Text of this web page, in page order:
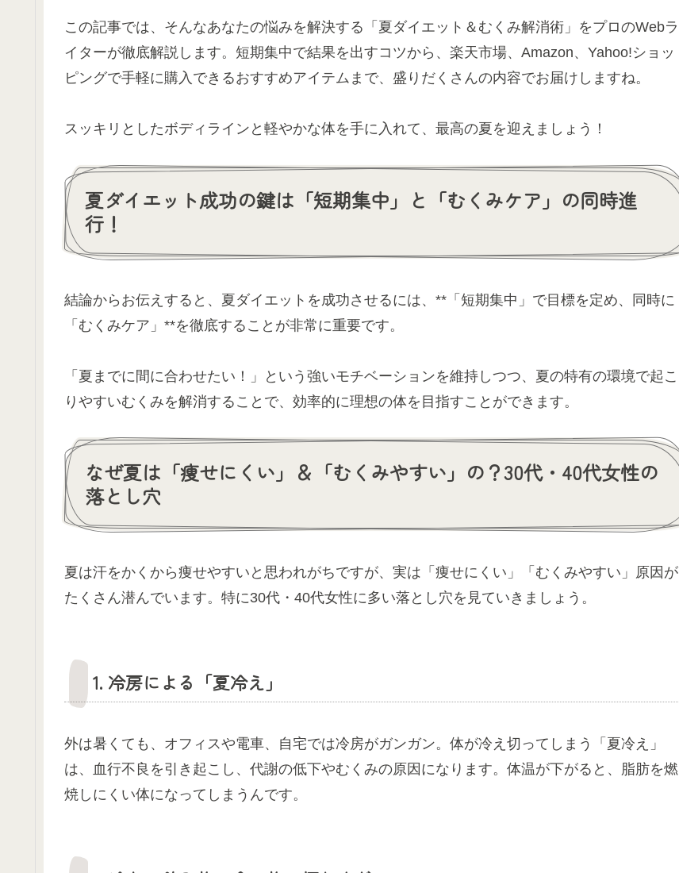
この記事では、そんなあなたの悩みを解決する「夏ダイエット＆むくみ解消術」をプロのWebラ
イターが徹底解説します。短期集中で結果を出すコツから、楽天市場、Amazon、Yahoo!ショッ
ピングで手軽に購入できるおすすめアイテムまで、盛りだくさんの内容でお届けしますね。
スッキリとしたボディラインと軽やかな体を手に入れて、最高の夏を迎えましょう！
夏ダイエット成功の鍵は「短期集中」と「むくみケア」の同時進
行！
結論からお伝えすると、夏ダイエットを成功させるには、**「短期集中」で目標を定め、同時に
「むくみケア」**を徹底することが非常に重要です。
「夏までに間に合わせたい！」という強いモチベーションを維持しつつ、夏の特有の環境で起こ
りやすいむくみを解消することで、効率的に理想の体を目指すことができます。
なぜ夏は「痩せにくい」＆「むくみやすい」の？30代・40代女性の
落とし穴
夏は汗をかくから痩せやすいと思われがちですが、実は「痩せにくい」「むくみやすい」原因が
たくさん潜んでいます。特に30代・40代女性に多い落とし穴を見ていきましょう。
1. 冷房による「夏冷え」
外は暑くても、オフィスや電車、自宅では冷房がガンガン。体が冷え切ってしまう「夏冷え」
は、血行不良を引き起こし、代謝の低下やむくみの原因になります。体温が下がると、脂肪を燃
焼しにくい体になってしまうんです。